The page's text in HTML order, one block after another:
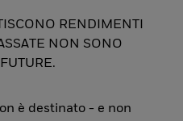
RENDIMENTI
NON SONO
è destinato - e non